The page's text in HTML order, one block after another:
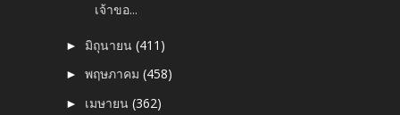
เจ้าขอ...
► มิถุนายน(411)
►พฤษภาคม(458)
► เมษายน(362)